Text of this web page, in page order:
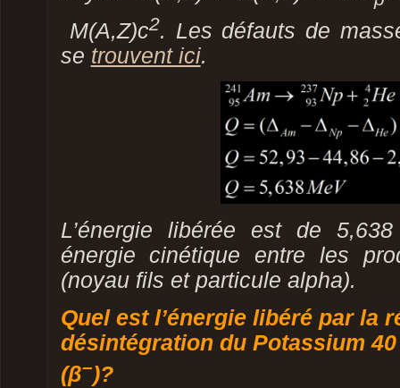
M(A,Z)c2. Les défauts de
se trouvent ici.
L’énergie libérée est de
énergie cinétique entre les
(noyau fils et particule alpha).
Quel est l’énergie libéré par la
désintégration du Potassium
(β–)?